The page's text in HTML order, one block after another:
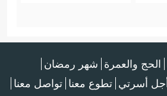
الحج والعمرة شهر رمضان
أسرتي تطوع معنا تواصل معنا